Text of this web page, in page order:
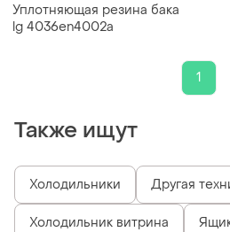
Уплотняющая резина бака
lg 4036en4002a
1
Также ищут
Холодильники Другая
Холодильник витрина